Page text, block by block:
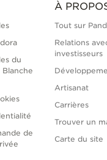
du
Blanche
de
À
Tout sur
Relations
investisseurs
Artisanat
Carrières
Trouver un
Carte du site